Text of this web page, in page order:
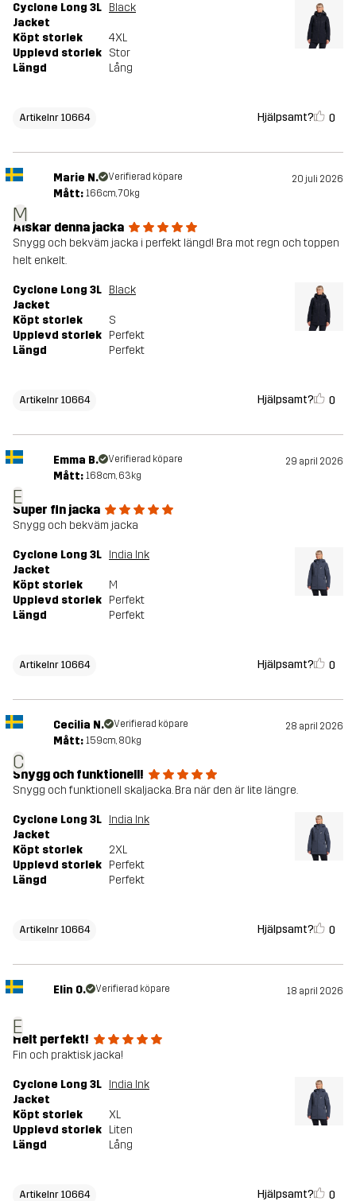
Cyclone Long 3L
Jacket
Black
Köpt storlek
4XL
Upplevd storlek Stor
Längd
Lång
Artikelnr 10664 Hjälpsamt? 0
M
Marie N. Verifierad köpare 20 juli 2026
Mått: 166cm, 70kg
Älskar denna jacka
Snygg och bekväm jacka i perfekt längd! Bra mot regn och toppen
helt enkelt.
Cyclone Long 3L
Jacket
Black
Köpt storlek
S
Upplevd storlek Perfekt
Längd
Perfekt
Artikelnr 10664 Hjälpsamt? 0
E
Emma B. Verifierad köpare 29 april 2026
Mått: 168cm, 63kg
Super fin jacka
Snygg och bekväm jacka
Cyclone Long 3L
Jacket
India Ink
Köpt storlek
M
Upplevd storlek Perfekt
Längd
Perfekt
Artikelnr 10664 Hjälpsamt? 0
C
Cecilia N. Verifierad köpare 28 april 2026
Mått: 159cm, 80kg
Snygg och funktionell!
Snygg och funktionell skaljacka. Bra när den är lite längre.
Cyclone Long 3L
Jacket
India Ink
Köpt storlek
2XL
Upplevd storlek Perfekt
Längd
Perfekt
Artikelnr 10664 Hjälpsamt? 0
E
Elin O. Verifierad köpare 18 april 2026
Helt perfekt!
Fin och praktisk jacka!
Cyclone Long 3L
Jacket
India Ink
Köpt storlek
XL
Upplevd storlek Liten
Längd
Lång
Artikelnr 10664 Hjälpsamt? 0